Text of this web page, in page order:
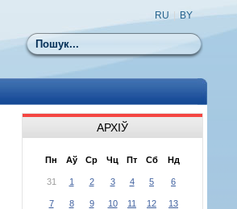
Пошук
RU BY
АРХІЎ
Пн Аў Ср Чц Пт Сб Нд
31 1 2 3 4 5 6
7 8 9 10 11 12 13